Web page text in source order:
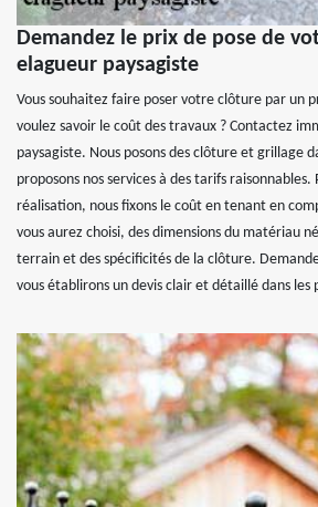
Demandez le prix de pose de
elagueur paysagiste
Vous souhaitez faire poser votre clôture par un
voulez savoir le coût des travaux ? Contactez
paysagiste. Nous posons des clôture et grillage
proposons nos services à des tarifs
réalisation, nous fixons le coût en tenant en
vous aurez choisi, des dimensions du matériau
terrain et des spécificités de la clôture.
vous établirons un devis clair et détaillé dans les